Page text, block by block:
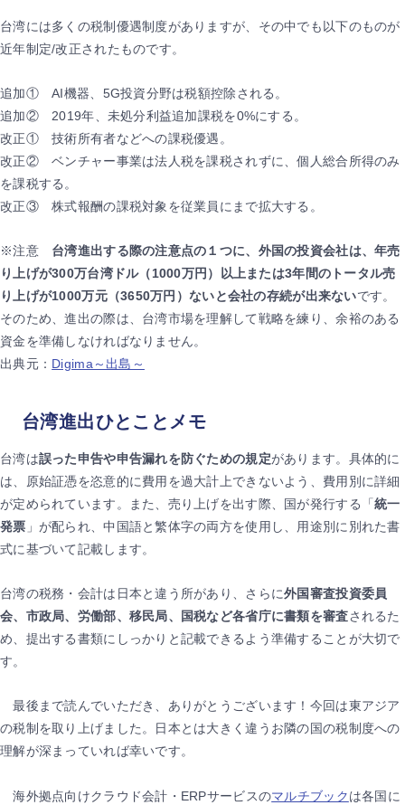
台湾には多くの税制優遇制度がありますが、その中でも以下のものが
近年制定/改正されたものです。
追加① AI機器、5G投資分野は税額控除される。
追加② 2019年、未処分利益追加課税を0%にする。
改正① 技術所有者などへの課税優遇。
改正② ベンチャー事業は法人税を課税されずに、個人総合所得のみ
を課税する。
改正③ 株式報酬の課税対象を従業員にまで拡大する。
※注意 台湾進出する際の注意点の１つに、外国の投資会社は、年売
り上げが300万台湾ドル（1000万円）以上または3年間のトータル売
り上げが1000万元（3650万円）ないと会社の存続が出来ないです。
そのため、進出の際は、台湾市場を理解して戦略を練り、余裕のある
資金を準備しなければなりません。
出典元： Digima～出島～
台湾進出ひとことメモ
台湾は誤った申告や申告漏れを防ぐための規定があります。具体的に
は、原始証憑を恣意的に費用を過大計上できないよう、費用別に詳細
が定められています。また、売り上げを出す際、国が発行する「統一
発票 」が配られ、中国語と繁体字の両方を使用し、用途別に別れた書
式に基づいて記載します。
台湾の税務・会計は日本と違う所があり、さらに外国審査投資委員
会、市政局、労働部、移民局、国税など各省庁に書類を審査されるた
め、提出する書類にしっかりと記載できるよう準備することが大切で
す。
最後まで読んでいただき、ありがとうございます！今回は東アジア
の税制を取り上げました。日本とは大きく違うお隣の国の税制度への
理解が深まっていれば幸いです。
海外拠点向けクラウド会計・ERPサービスのマルチブックは各国に